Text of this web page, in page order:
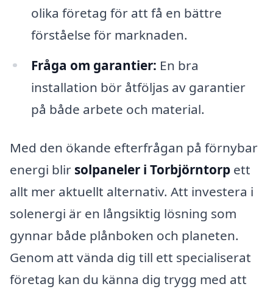
olika företag för att få en bättre
förståelse för marknaden.
Fråga om garantier: En bra
installation bör åtföljas av garantier
på både arbete och material.
Med den ökande efterfrågan på förnybar
energi blir solpaneler i Torbjörntorp ett
allt mer aktuellt alternativ. Att investera i
solenergi är en långsiktig lösning som
gynnar både plånboken och planeten.
Genom att vända dig till ett specialiserat
företag kan du känna dig trygg med att